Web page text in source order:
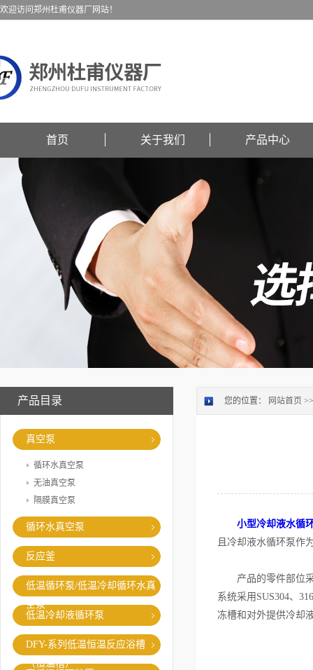
欢迎访问郑州杜甫仪器厂网站！
首页 关于我们 产品中心
产品目录
真空泵
循环水真空泵
无油真空泵
隔膜真空泵
循环水真空泵
反应釜
低温循环泵/低温冷却循环水真
空泵
低温冷却液循环泵
DFY-系列低温恒温反应浴槽
（恒温槽）
您的位置： 网站首页
小型冷却液水循
且冷却液水循环泵作
产品的零件部位采
系统采用SUS304、
冻槽和对外提供冷却